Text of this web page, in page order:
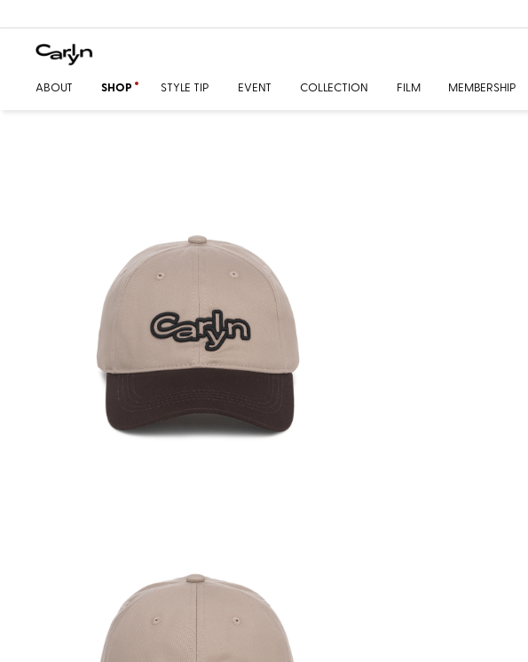
ABOUT SHOP STYLE TIP EVENT COLLECTION FILM MEMBERSHIP